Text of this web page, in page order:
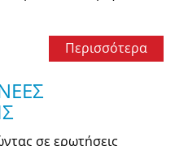
Περισσότερα
σε ερωτήσεις